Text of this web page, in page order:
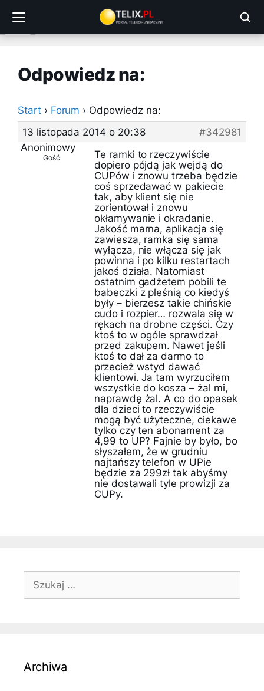
treści
Odpowiedz na:
Start › Forum › Odpowiedz na:
13 listopada 2014 o 20:38
#342981
Anonimowy
Gość
Te ramki to rzeczywiście
dopiero pójdą jak wejdą do
CUPów i znowu trzeba będzie
coś sprzedawać w pakiecie
tak, aby klient się nie
zorientował i znowu
okłamywanie i okradanie.
Jakość marna, aplikacja się
zawiesza, ramka się sama
wyłącza, nie włącza się jak
powinna i po kilku restartach
jakoś działa. Natomiast
ostatnim gadżetem pobili te
babeczki z pleśnią co kiedyś
były – bierzesz takie chińskie
cudo i rozpier… rozwala się w
rękach na drobne części. Czy
ktoś to w ogóle sprawdzał
przed zakupem. Nawet jeśli
ktoś to dał za darmo to
przecież wstyd dawać
klientowi. Ja tam wyrzuciłem
wszystkie do kosza – żal mi,
naprawdę żal. A co do opasek
dla dzieci to rzeczywiście
mogą być użyteczne, ciekawe
tylko czy ten abonament za
4,99 to UP? Fajnie by było, bo
słyszałem, że w grudniu
najtańszy telefon w UPie
będzie za 299zł tak abyśmy
nie dostawali tyle prowizji za
CUPy.
Szukaj:
Archiwa